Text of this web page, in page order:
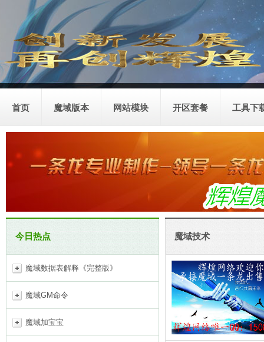
首页 魔域版本 网站模块 开区套餐 工具下
今日热点
魔域数据表解释《完整版》
魔域GM命令
魔域加宝宝
魔域技术